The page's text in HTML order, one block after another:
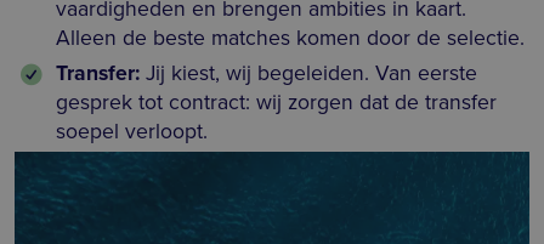
vaardigheden en brengen ambities in kaart.
Alleen de beste matches komen door de selectie.
Transfer:Jij kiest, wij begeleiden. Van eerste
gesprek tot contract: wij zorgen dat de transfer
soepel verloopt.